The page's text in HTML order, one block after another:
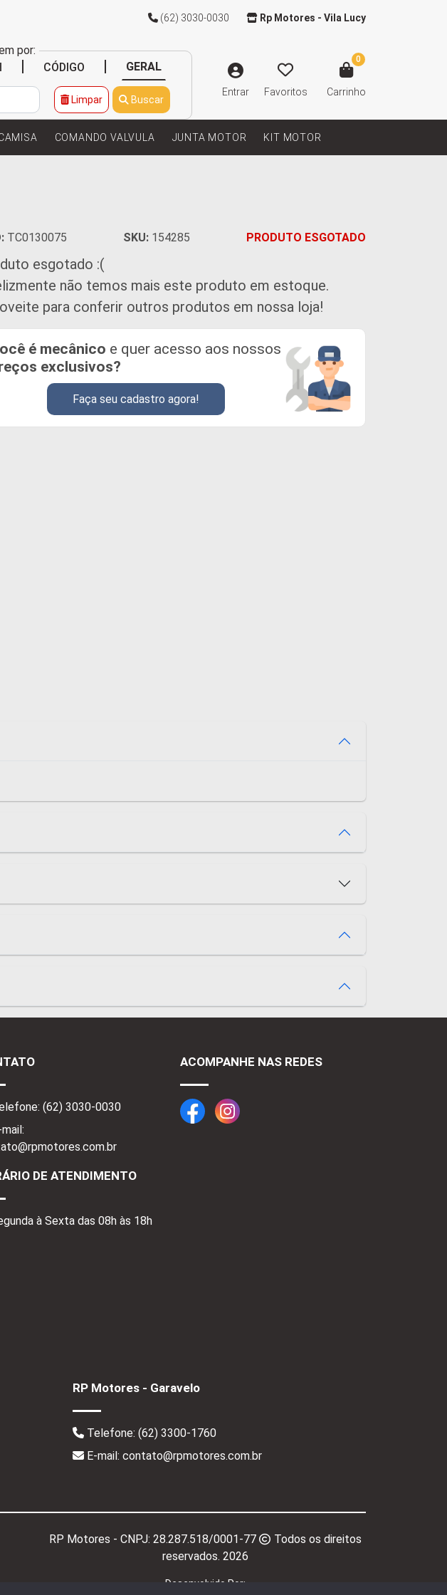
(62) 3030-0030 Rp Motores - Vila Lucy
por:
CÓDIGO GERAL
Limpar Buscar
Entrar Favoritos
0
Carrinho
COMANDO VALVULA JUNTA MOTOR KIT MOTOR
TC0130075 SKU: 154285 PRODUTO ESGOTADO
esgotado :(
não temos mais este produto em estoque.
para conferir outros produtos em nossa loja!
é mecânico e quer acesso aos nossos
exclusivos?
Faça seu cadastro agora!
(62) 3030-0030
mail:
DE ATENDIMENTO
à Sexta das 08h às 18h
ACOMPANHE NAS REDES
RP Motores - Garavelo
Telefone: (62) 3300-1760
E-mail: contato@rpmotores.com.br
RP Motores - CNPJ: 28.287.518/0001-77
Todos os direitos
reservados. 2026
Desenvolvido Por: